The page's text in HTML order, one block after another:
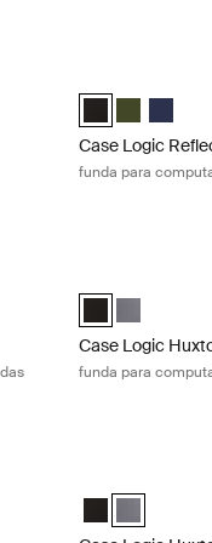
Rosa azura/azul
Sleeve Grafito
Pro® Sleeve Pop Rock
Case Logic
Case Logic
Case
Case Logic
funda para
VerdeDark Blue (selected)
Case Logic
Case Logic
Case Logic
funda para
(selected)
Grafito Case Logic
Case Logic